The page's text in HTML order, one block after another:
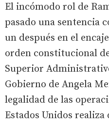
El incómodo rol de
pasado una sentencia
un después en el
orden constitucional
Superior
Gobierno de Angela
legalidad de las
Estados Unidos realiza